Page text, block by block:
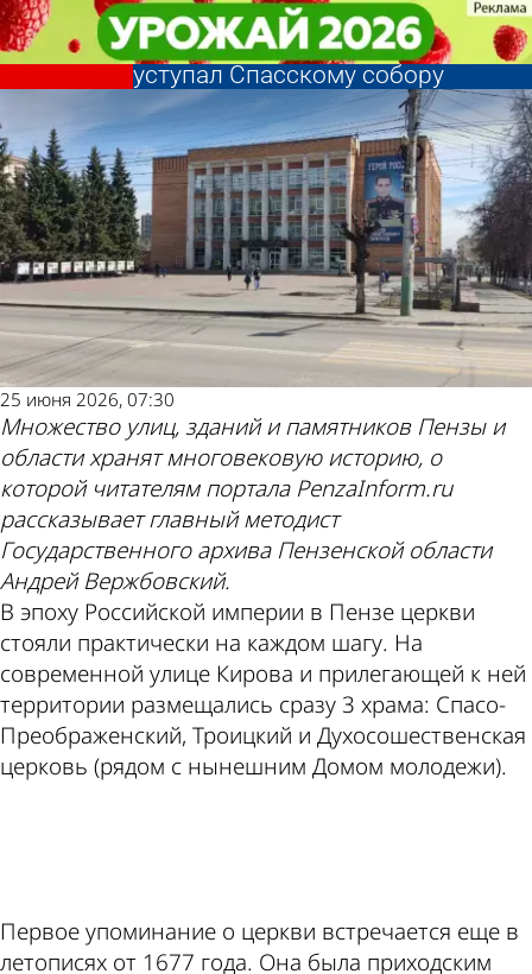
История Пензы: Уничтоженный
кочевниками богатый храм не
уступал Спасскому собору
История
25 июня 2026, 07:30
Множество улиц, зданий и памятников Пензы и
области хранят многовековую историю, о
которой читателям портала PenzaInform.ru
рассказывает главный методист
Государственного архива Пензенской области
Андрей Вержбовский.
В эпоху Российской империи в Пензе церкви
стояли практически на каждом шагу. На
современной улице Кирова и прилегающей к ней
территории размещались сразу 3 храма: Спасо-
Преображенский, Троицкий и Духосошественская
церковь (рядом с нынешним Домом молодежи).
Первое упоминание о церкви встречается еще в
летописях от 1677 года. Она была приходским
История Пензы: Уничтоженный
кочевниками богатый храм не
уступал Спасскому собору
История
Другие новости
по теме
Погода и курсы
валют в Пензе